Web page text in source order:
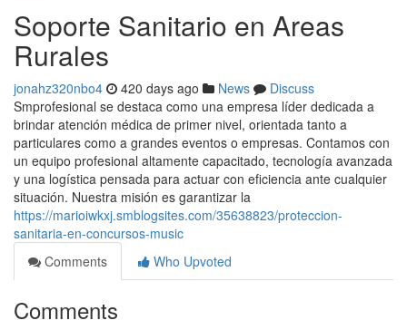
Soporte Sanitario en Areas
Rurales
jonahz320nbo4 420 days ago News
Discuss
Smprofesional se destaca como una empresa líder dedicada a
brindar atención médica de primer nivel, orientada tanto a
particulares como a grandes eventos o empresas. Contamos con
un equipo profesional altamente capacitado, tecnología avanzada
y una logística pensada para actuar con eficiencia ante cualquier
situación. Nuestra misión es garantizar la
https://marioiwkxj.smblogsites.com/35638823/proteccion-
sanitaria-en-concursos-music
Comments
Who Upvoted
Comments